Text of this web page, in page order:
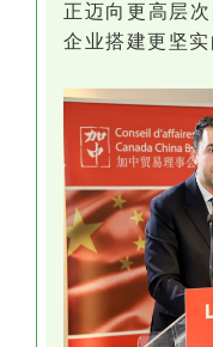
正迈向更高层
企业搭建更坚